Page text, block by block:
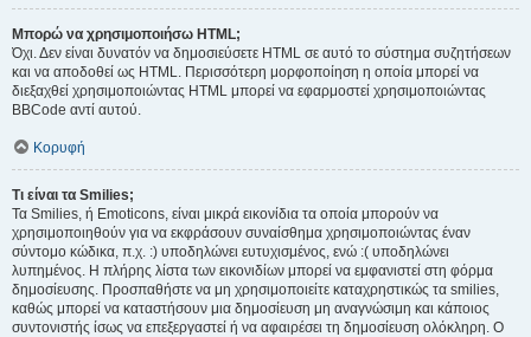
Μπορώ να χρησιμοποιήσω HTML;
Όχι. Δεν είναι δυνατόν να δημοσιεύσετε HTML σε αυτό το σύστημα συζητήσεων
και να αποδοθεί ως HTML. Περισσότερη μορφοποίηση η οποία μπορεί να
διεξαχθεί χρησιμοποιώντας HTML μπορεί να εφαρμοστεί χρησιμοποιώντας
BBCode αντί αυτού.
Κορυφή
Τι είναι τα Smilies;
Τα Smilies, ή Emoticons, είναι μικρά εικονίδια τα οποία μπορούν να
χρησιμοποιηθούν για να εκφράσουν συναίσθημα χρησιμοποιώντας έναν
σύντομο κώδικα, π.χ. :) υποδηλώνει ευτυχισμένος, ενώ :( υποδηλώνει
λυπημένος. Η πλήρης λίστα των εικονιδίων μπορεί να εμφανιστεί στη φόρμα
δημοσίευσης. Προσπαθήστε να μη χρησιμοποιείτε καταχρηστικώς τα smilies,
καθώς μπορεί να καταστήσουν μια δημοσίευση μη αναγνώσιμη και κάποιος
συντονιστής ίσως να επεξεργαστεί ή να αφαιρέσει τη δημοσίευση ολόκληρη. Ο